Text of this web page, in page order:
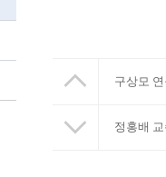
구상모
정홍배